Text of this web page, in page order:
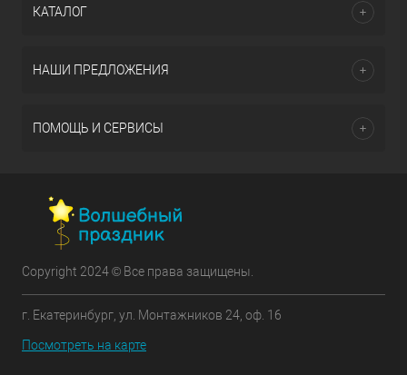
КАТАЛОГ
НАШИ ПРЕДЛОЖЕНИЯ
ПОМОЩЬ И СЕРВИСЫ
Copyright 2024 © Все права защищены.
г. Екатеринбург, ул. Монтажников 24, оф. 16
Посмотреть на карте